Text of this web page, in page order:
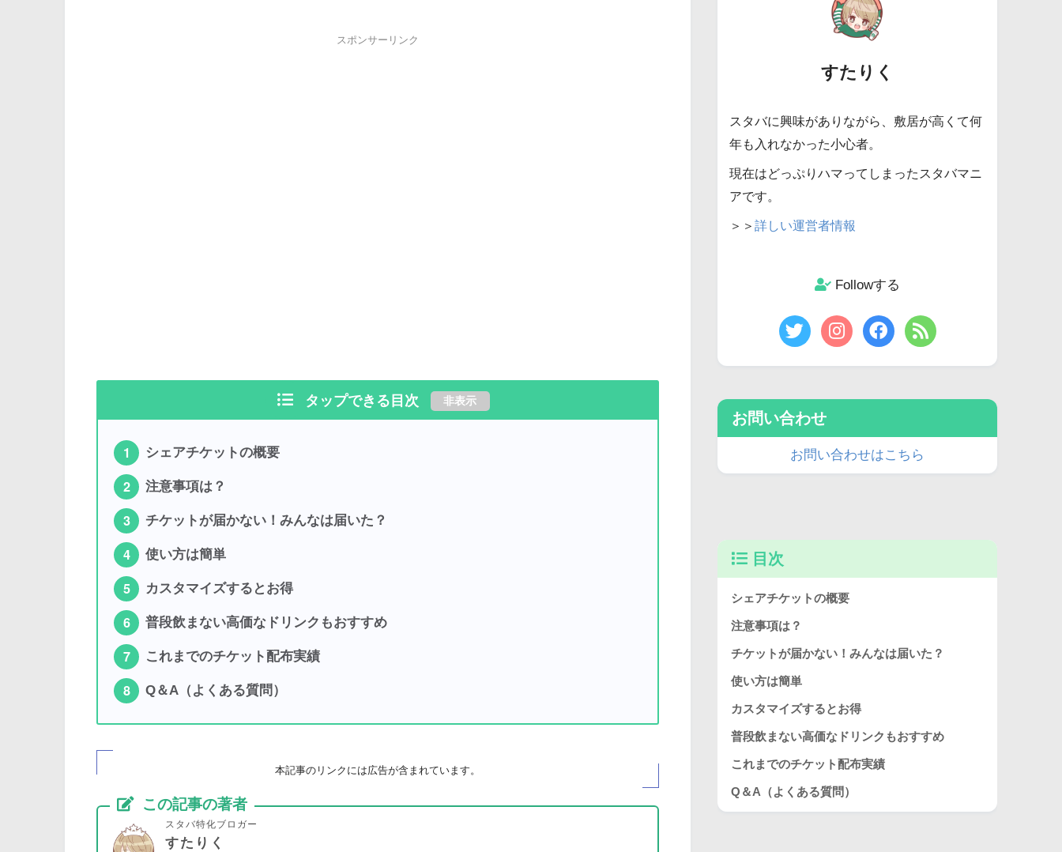
スポンサーリンク
タップできる目次 非表示
シェアチケットの概要
注意事項は？
チケットが届かない！みんなは届いた？
使い方は簡単
カスタマイズするとお得
普段飲まない高価なドリンクもおすすめ
これまでのチケット配布実績
Q＆A（よくある質問）
本記事のリンクには広告が含まれています 。
この記事の著者
スタバ特化ブロガー
すたりく
すたりく
スタバに興味がありながら、敷居が高くて何
年も入れなかった小心者。
現在はどっぷりハマってしまったスタバマニ
アです。
＞＞ 詳しい運営者情報
Followする
お問い合わせ
お問い合わせはこちら
目次
シェアチケットの概要
注意事項は？
チケットが届かない！みんなは届いた？
使い方は簡単
カスタマイズするとお得
普段飲まない高価なドリンクもおすすめ
これまでのチケット配布実績
Q＆A（よくある質問）